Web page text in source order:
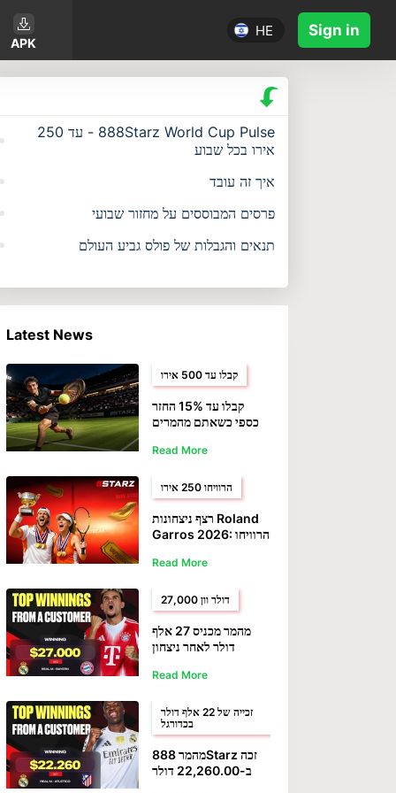
APK
HE Sign in
888Starz World Cup Pulse - עד 250
אירו בכל שבוע
איך זה עובד
פרסים המבוססים על מחזור שבועי
תנאים והגבלות של פולס גביע העולם
Latest News
קבלו עד 500 אירו
קבלו עד 15% החזר
כספי כשאתם מהמרים
Read More
הרוויחו 250 אירו
רצף ניצחונות Roland
Garros 2026: הרוויחו
Read More
27,000 דולר וון
מהמר מכניס 27 אלף
דולר לאחר ניצחון
Bayern UCL
Read More
זכייה של 22 אלף דולר
בכדורגל
מהמר 888Starz זכה
ב-22,260.00 דולר